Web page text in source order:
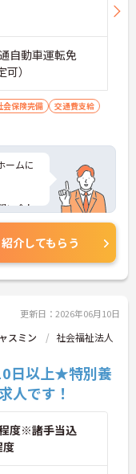
動車運転免
）
会保険完備
交通費支給
ームに
い合わ
紹介してもらう
更新日：2026年06月10日
スミン
社会福祉法人
日以上★特別養
人です！
度※諸手当込
度